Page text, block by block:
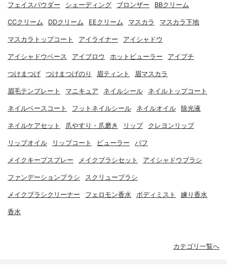
フェイスパウダー シェーディング ブロンザー BBクリーム
CCクリーム DDクリーム EEクリーム マスカラ マスカラ下地
マスカラトップコート アイライナー アイシャドウ
アイシャドウベース アイブロウ ホットビューラー アイプチ
つけまつげ つけまつげのり 眉ティント 眉マスカラ
眉毛テンプレート マニキュア ネイルシール ネイルトップコート
ネイルベースコート フットネイルシール ネイルオイル 除光液
ネイルケアセット 爪やすり・爪磨き リップ クレヨンリップ
リップオイル リップコート ビューラー パフ
メイクキープスプレー メイクブラシセット アイシャドウブラシ
ファンデーションブラシ スクリューブラシ
メイクブラシクリーナー フェロモン香水 ボディミスト 練り香水
香水
カテゴリ一覧へ